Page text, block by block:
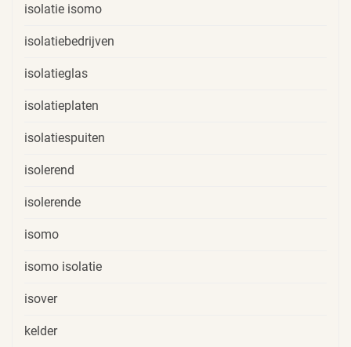
isolatie isomo
isolatiebedrijven
isolatieglas
isolatieplaten
isolatiespuiten
isolerend
isolerende
isomo
isomo isolatie
isover
kelder